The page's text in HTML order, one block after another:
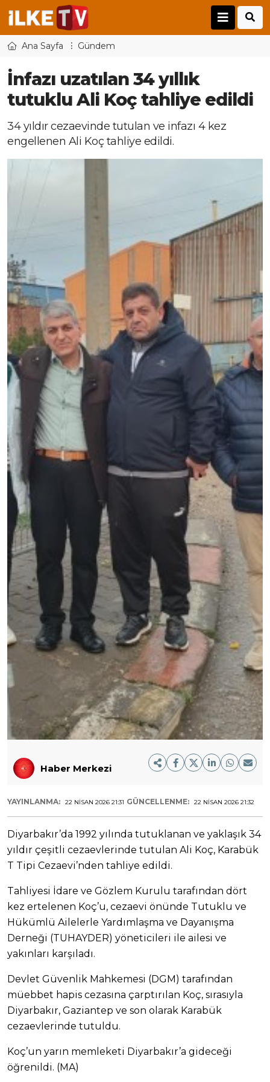
Ana Sayfa Gündem
İnfazı uzatılan 34 yıllık
tutuklu Ali Koç tahliye edildi
34 yıldır cezaevinde tutulan ve infazı 4 kez
engellenen Ali Koç tahliye edildi.
Haber Merkezi
YAYINLANMA: 22 NISAN 2026 21:31 GÜNCELLENME: 22 NISAN 2026 21:32
Diyarbakır’da 1992 yılında tutuklanan ve yaklaşık 34
yıldır çeşitli cezaevlerinde tutulan Ali Koç, Karabük
T Tipi Cezaevi’nden tahliye edildi.
Tahliyesi İdare ve Gözlem Kurulu tarafından dört
kez ertelenen Koç’u, cezaevi önünde Tutuklu ve
Hükümlü Ailelerle Yardımlaşma ve Dayanışma
Derneği (TUHAYDER) yöneticileri ile ailesi ve
yakınları karşıladı.
Devlet Güvenlik Mahkemesi (DGM) tarafından
müebbet hapis cezasına çarptırılan Koç, sırasıyla
Diyarbakır, Gaziantep ve son olarak Karabük
cezaevlerinde tutuldu.
Koç’un yarın memleketi Diyarbakır’a gideceği
öğrenildi. (MA)